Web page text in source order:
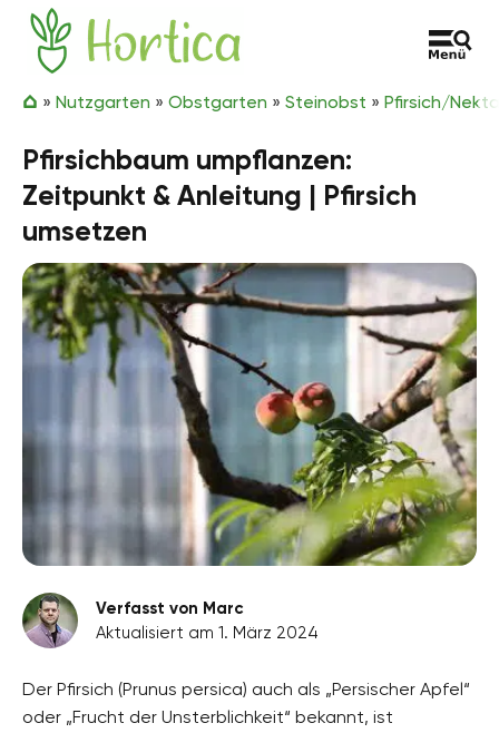
Zum Inhalt springen
Hortica
» Nutzgarten » Obstgarten » Steinobst » Pfirsich/
Pfirsichbaum umpflanzen:
Zeitpunkt & Anleitung | Pfirsich
umsetzen
Verfasst von Marc
Aktualisiert am 1. März 2024
Der Pfirsich (Prunus persica) auch als „Persischer Apfel“
oder „Frucht der Unsterblichkeit“ bekannt, ist